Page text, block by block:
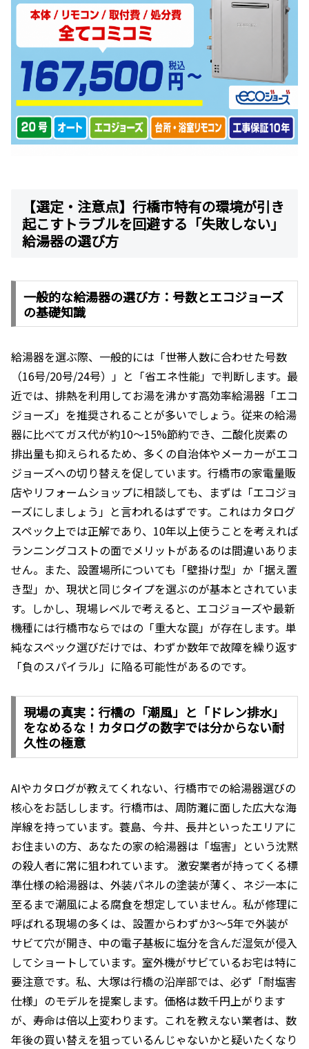
【選定・注意点】行橋市特有の環境が引き
起こすトラブルを回避する「失敗しない」
給湯器の選び方
一般的な給湯器の選び方：号数とエコジョーズ
の基礎知識
給湯器を選ぶ際、一般的には「世帯人数に合わせた号数
（16号/20号/24号）」と「省エネ性能」で判断します。最
近では、排熱を利用してお湯を沸かす高効率給湯器「エコ
ジョーズ」を推奨されることが多いでしょう。従来の給湯
器に比べてガス代が約10〜15%節約でき、二酸化炭素の
排出量も抑えられるため、多くの自治体やメーカーがエコ
ジョーズへの切り替えを促しています。行橋市の家電量販
店やリフォームショップに相談しても、まずは「エコジョ
ーズにしましょう」と言われるはずです。これはカタログ
スペック上では正解であり、10年以上使うことを考えれば
ランニングコストの面でメリットがあるのは間違いありま
せん。また、設置場所についても「壁掛け型」か「据え置
き型」か、現状と同じタイプを選ぶのが基本とされていま
す。しかし、現場レベルで考えると、エコジョーズや最新
機種には行橋市ならではの「重大な罠」が存在します。単
純なスペック選びだけでは、わずか数年で故障を繰り返す
「負のスパイラル」に陥る可能性があるのです。
現場の真実：行橋の「潮風」と「ドレン排水」
をなめるな！カタログの数字では分からない耐
久性の極意
AIやカタログが教えてくれない、行橋市での給湯器選びの
核心をお話しします。行橋市は、周防灘に面した広大な海
岸線を持っています。蓑島、今井、長井といったエリアに
お住まいの方、あなたの家の給湯器は「塩害」という沈黙
の殺人者に常に狙われています。 激安業者が持ってくる標
準仕様の給湯器は、外装パネルの塗装が薄く、ネジ一本に
至るまで潮風による腐食を想定していません。私が修理に
呼ばれる現場の多くは、設置からわずか3〜5年で外装が
サビて穴が開き、中の電子基板に塩分を含んだ湿気が侵入
してショートしています。室外機がサビているお宅は特に
要注意です。私、大塚は行橋の沿岸部では、必ず「耐塩害
仕様」のモデルを提案します。価格は数千円上がります
が、寿命は倍以上変わります。これを教えない業者は、数
年後の買い替えを狙っているんじゃないかと疑いたくなり